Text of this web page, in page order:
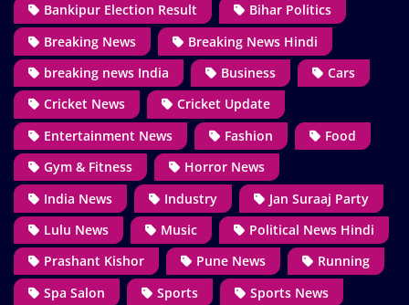
Bankipur Election Result
Bihar Politics
Breaking News
Breaking News Hindi
breaking news India
Business
Cars
Cricket News
Cricket Update
Entertainment News
Fashion
Food
Gym & Fitness
Horror News
India News
Industry
Jan Suraaj Party
Lulu News
Music
Political News Hindi
Prashant Kishor
Pune News
Running
Spa Salon
Sports
Sports News